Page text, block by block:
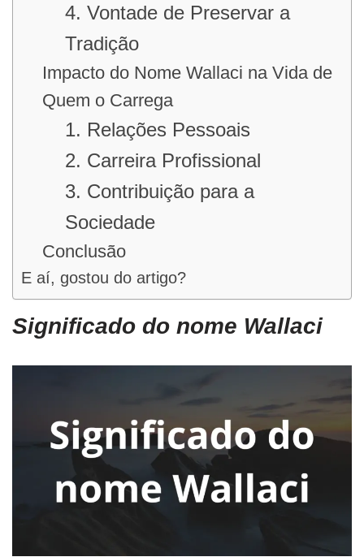
4. Vontade de Preservar a
Tradição
Impacto do Nome Wallaci na Vida de
Quem o Carrega
1. Relações Pessoais
2. Carreira Profissional
3. Contribuição para a
Sociedade
Conclusão
E aí, gostou do artigo?
Significado do nome Wallaci